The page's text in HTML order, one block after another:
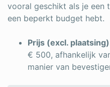
vooral geschikt als je
een beperkt budget hebt.
Prijs (excl.
€ 500, afhankelijk
manier van